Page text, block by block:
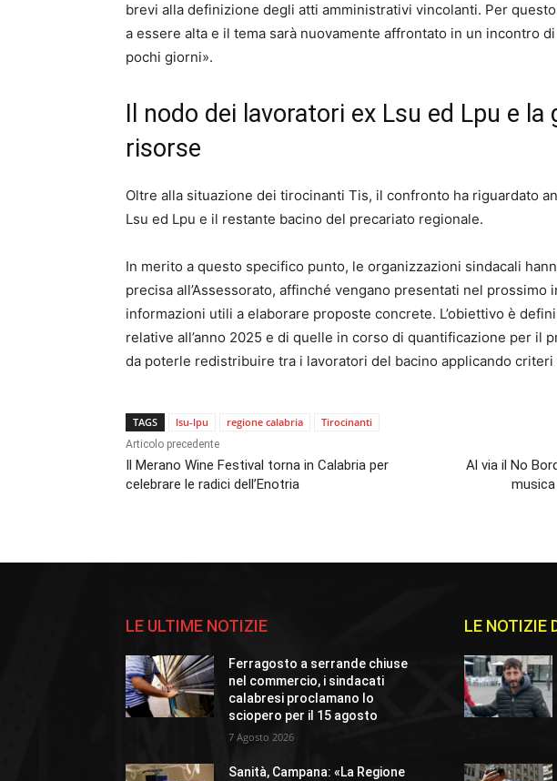
brevi alla definizione degli atti amministrativi vincolanti. Per
a essere alta e il tema sarà nuovamente affrontato in un incontro
pochi giorni».
Il nodo dei lavoratori ex Lsu ed Lpu e la
risorse
Oltre alla situazione dei tirocinanti Tis, il confronto ha riguardato
Lsu ed Lpu e il restante bacino del precariato regionale.
In merito a questo specifico punto, le organizzazioni sindacali
precisa all’Assessorato, affinché vengano presentati nel prossimo
informazioni utili a elaborare proposte concrete. L’obiettivo è
relative all’anno 2025 e di quelle in corso di quantificazione per il
da poterle redistribuire tra i lavoratori del bacino applicando criteri
TAGS lsu-lpu regione calabria Tirocinanti
Articolo precedente
Il Merano Wine Festival torna in Calabria per
celebrare le radici dell’Enotria
Al via il No
musica
LE ULTIME NOTIZIE
Ferragosto a serrande chiuse
nel commercio, i sindacati
calabresi proclamano lo
sciopero per il 15 agosto
7 Agosto 2026
Sanità, Campana: «La Regione
LE NOTIZIE